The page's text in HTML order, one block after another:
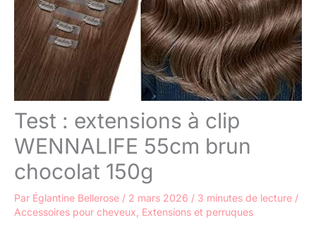
Test : extensions à clip
WENNALIFE 55cm brun
chocolat 150g
Par Églantine Bellerose / 2 mars 2026 / 3 minutes de lecture /
Accessoires pour cheveux Extensions et perruques